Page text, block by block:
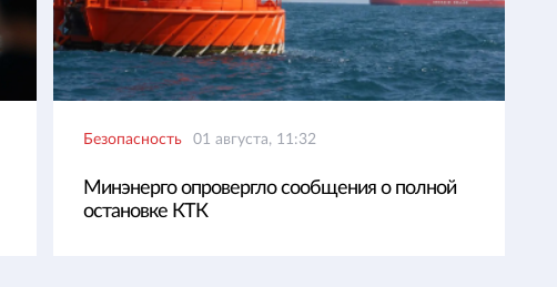
Безопасность 01 августа, 11:32
Минэнерго опровергло сообщения о полной
остановке КТК